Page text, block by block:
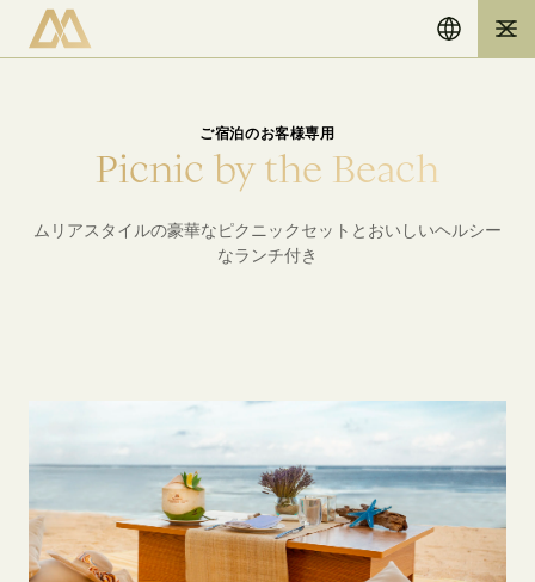
ご宿泊のお客様専用
Picnic by the Beach
ムリアスタイルの豪華なピクニックセットとおいしいヘルシー
なランチ付き